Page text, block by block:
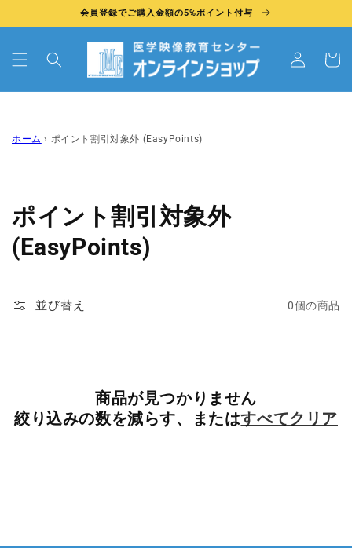
進む
会員登録でご購入金額の5%ポイント付与
新
ー
ホーム › ポイント割引対象外 (EasyPoints)
コ
レ
シ
ポイント割引対象外
(EasyPoints)
並び替え 0個の商品
商品が見つかりません
絞り込みの数を減らす、またはすべてクリア